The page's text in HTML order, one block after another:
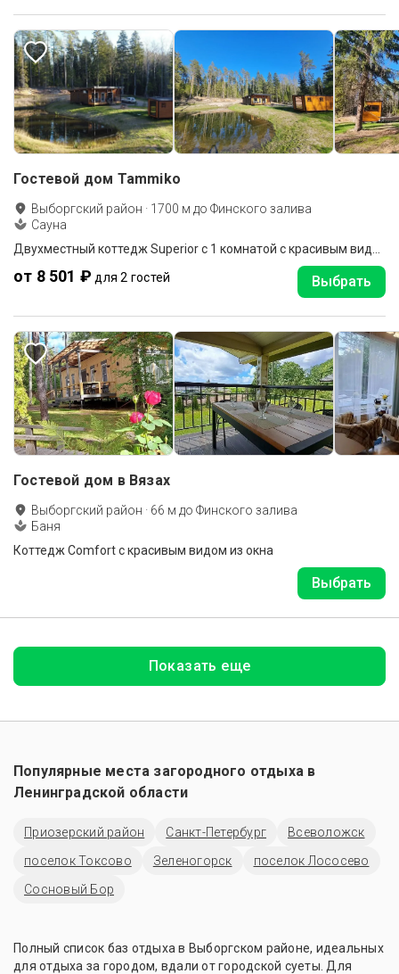
Гостевой дом Tammiko
Выборгский район · 1700 м до Финского залива
Сауна
от 8 501 ₽ для 2 гостей Выбрать
Гостевой дом в Вязах
Выборгский район · 66 м до Финского залива
Баня
Коттедж Comfort с красивым видом из окна
Выбрать
Показать еще
Популярные места загородного отдыха в
Ленинградской области
Приозерский район Санкт-Петербург
Всеволожск
поселок Токсово
Зеленогорск
поселок Лососево
Сосновый Бор
Полный список баз отдыха в Выборгском районе, идеальных
для отдыха за городом, вдали от городской суеты. Для